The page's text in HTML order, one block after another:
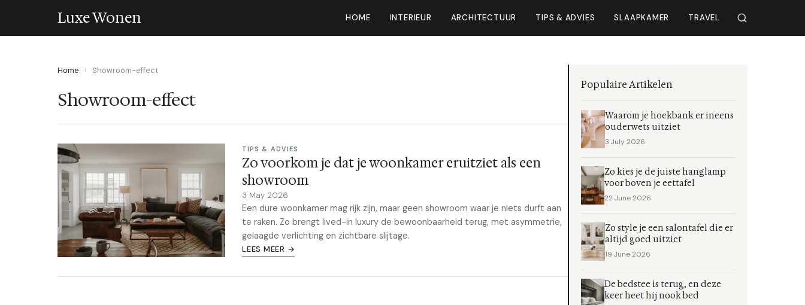
Luxe Wonen HOME INTERIEUR ARCHITECTUUR TIPS & ADVIES SLAAPKAMER TRAVEL
Home › Showroom-effect
Showroom-effect
TIPS & ADVIES
Zo voorkom je dat je woonkamer eruitziet als een
showroom
3 May 2026
Een dure woonkamer mag rijk zijn, maar geen showroom waar je niets durft aan
te raken. Zo brengt lived-in luxury de bewoonbaarheid terug, met asymmetrie,
gelaagde verlichting en zichtbare slijtage.
LEES MEER →
Populaire Artikelen
Waarom je hoekbank er ineens
ouderwets uitziet
3 July 2026
Zo kies je de juiste hanglamp
voor boven je eettafel
22 June 2026
Zo style je een salontafel die er
altijd goed uitziet
19 June 2026
De bedstee is terug, en deze
keer heet hij nook bed